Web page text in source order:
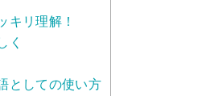
キリ理解！
く
としての使い方